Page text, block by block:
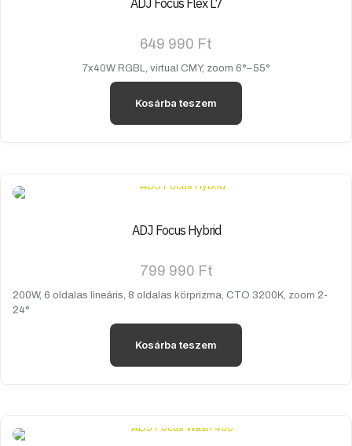
ADJ Focus Flex L7
649 990 Ft
7x40W RGBL, virtual CMY, zoom 6°–55°
Kosárba teszem
ADJ Focus Hybrid
799 990 Ft
200W, 6 oldalas lineáris, 8 oldalas körprizma, CTO 3200K, zoom 2-
24°
Kosárba teszem